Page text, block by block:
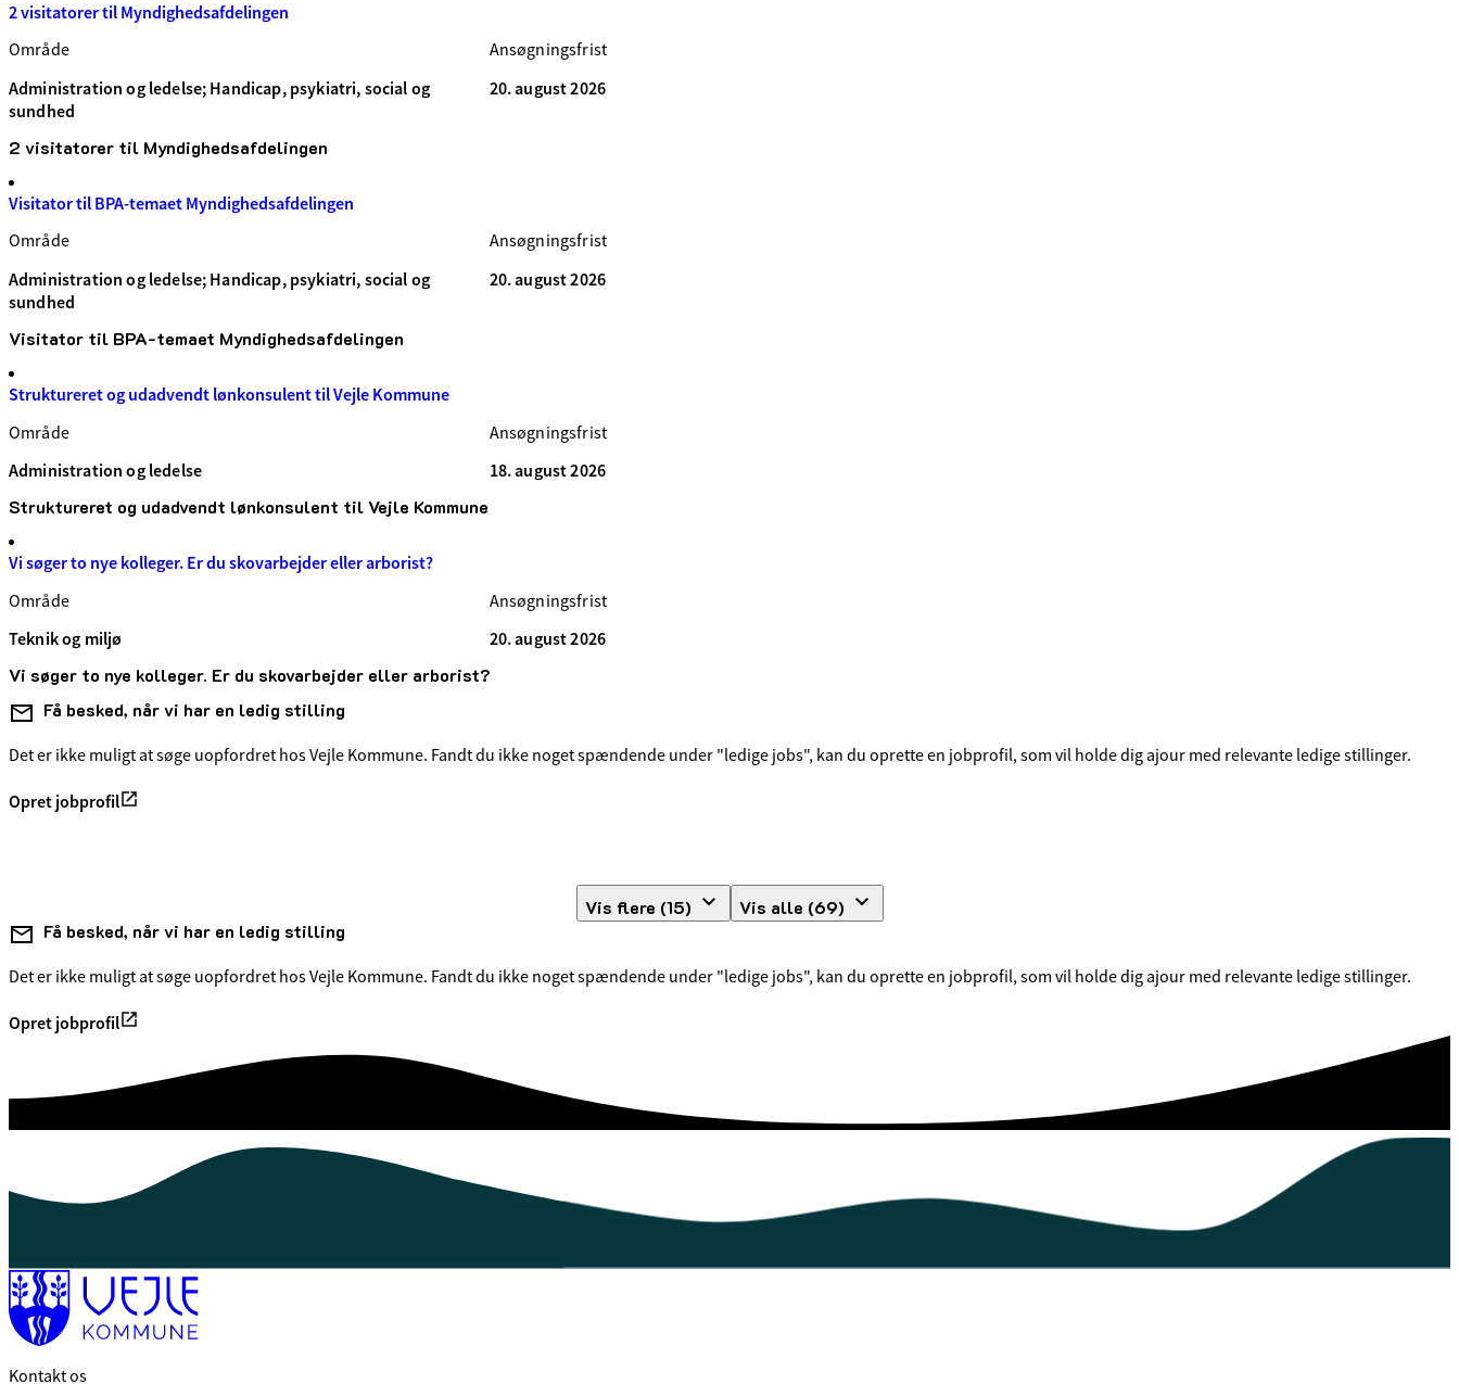
2 visitatorer til Myndighedsafdelingen
Område
Administration og ledelse; Handicap, psykiatri, social og
sundhed
Ansøgningsfrist
20. august 2026
2 visitatorer til Myndighedsafdelingen
Visitator til BPA-temaet Myndighedsafdelingen
Område
Administration og ledelse; Handicap, psykiatri, social og
sundhed
Ansøgningsfrist
20. august 2026
Visitator til BPA-temaet Myndighedsafdelingen
Struktureret og udadvendt lønkonsulent til Vejle Kommune
Område
Administration og ledelse
Ansøgningsfrist
18. august 2026
Struktureret og udadvendt lønkonsulent til Vejle Kommune
Vi søger to nye kolleger. Er du skovarbejder eller arborist?
Område
Teknik og miljø
Ansøgningsfrist
20. august 2026
Vi søger to nye kolleger. Er du skovarbejder eller arborist?
Få besked, når vi har en ledig stilling
Det er ikke muligt at søge uopfordret hos Vejle Kommune. Fandt du ikke noget spændende under "ledige jobs", kan du oprette en jobprofil, som vil holde dig ajour med relevante ledige stillinger.
Opret jobprofil
Vis flere (15)
Vis alle (69)
Få besked, når vi har en ledig stilling
Det er ikke muligt at søge uopfordret hos Vejle Kommune. Fandt du ikke noget spændende under "ledige jobs", kan du oprette en jobprofil, som vil holde dig ajour med relevante ledige stillinger.
Opret jobprofil
Kontakt os